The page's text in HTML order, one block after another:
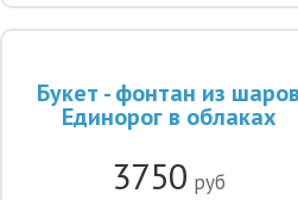
Букет - фонтан из шаров
Единорог в облаках
3750 руб